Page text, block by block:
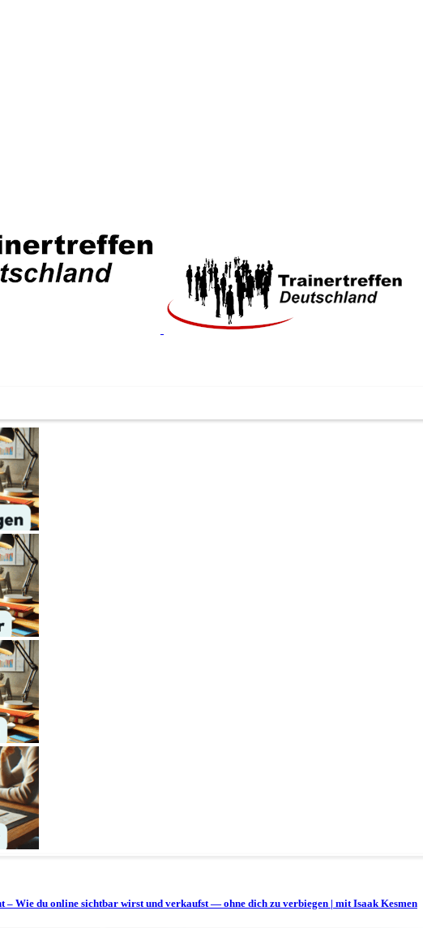
– Wie du online sichtbar wirst und verkaufst — ohne dich zu verbiegen | mit Isaak Kesmen